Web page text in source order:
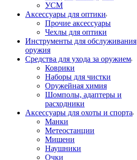
УСМ
Аксессуары для оптики
Прочие аксессуары
Чехлы для оптики
Инструменты для обслуживания
оружия
Средства для ухода за оружием
Коврики
Наборы для чистки
Оружейная химия
Шомполы, адаптеры и
расходники
Аксессуары для охоты и спорта
Манки
Метеостанции
Мишени
Наушники
Очки